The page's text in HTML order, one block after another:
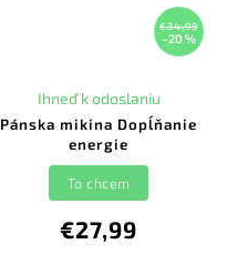
€34,99
–20 %
Pánska mikina Dopĺňanie
energie
Ihneď k odoslaniu
€27,99
To chcem